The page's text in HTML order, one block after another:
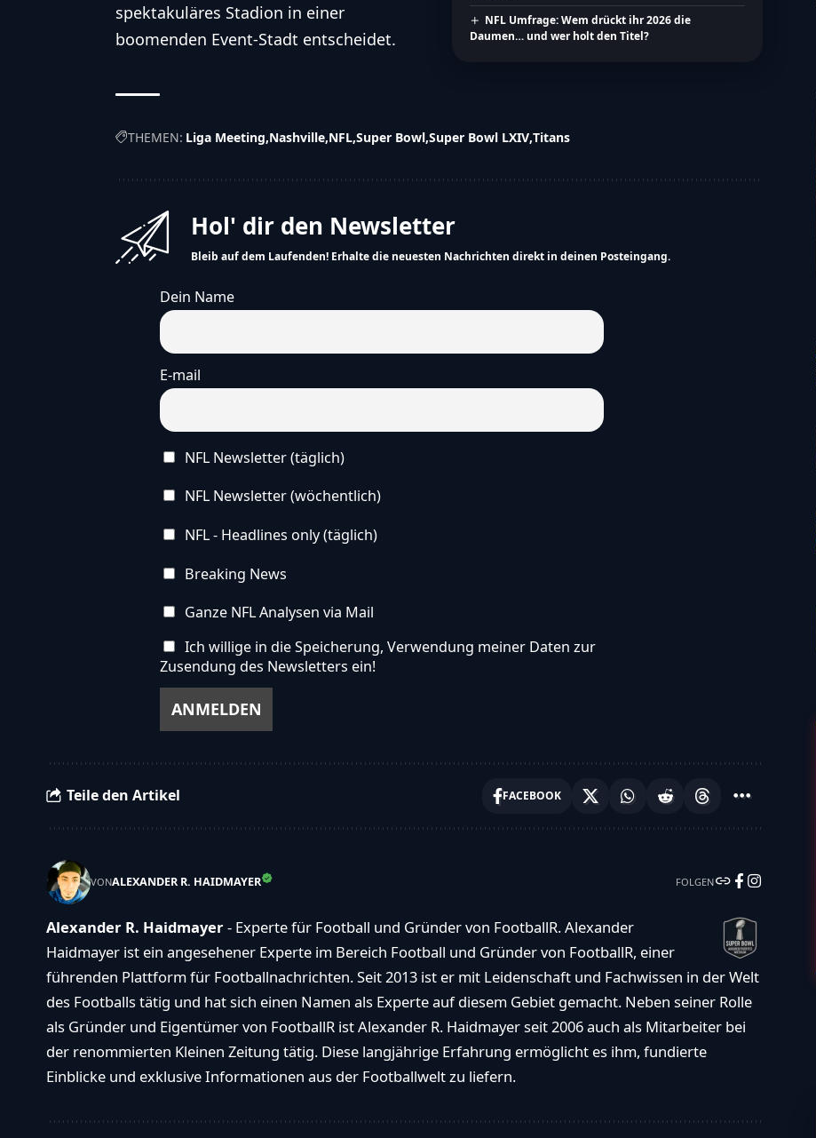
NFL Umfrage: Wem drückt ihr 2026 die
Daumen… und wer holt den Titel?
spektakuläres Stadion in einer
boomenden Event-Stadt entscheidet.
THEMEN: Liga Meeting Nashville NFL Super Bowl Super Bowl LXIV Titans
Hol' dir den Newsletter
Bleib auf dem Laufenden! Erhalte die neuesten Nachrichten direkt in deinen Posteingang.
Dein Name
E-mail
NFL Newsletter (täglich)
NFL Newsletter (wöchentlich)
NFL - Headlines only (täglich)
Breaking News
Ganze NFL Analysen via Mail
Ich willige in die Speicherung, Verwendung meiner Daten zur
Zusendung des Newsletters ein!
Teile den Artikel FACEBOOK
VONALEXANDER R. HAIDMAYER FOLGEN
Alexander R. Haidmayer- Experte für Football und Gründer von FootballR. Alexander
Haidmayer ist ein angesehener Experte im Bereich Football und Gründer von FootballR, einer
führenden Plattform für Footballnachrichten. Seit 2013 ist er mit Leidenschaft und Fachwissen in der Welt
des Footballs tätig und hat sich einen Namen als Experte auf diesem Gebiet gemacht. Neben seiner Rolle
als Gründer und Eigentümer von FootballR ist Alexander R. Haidmayer seit 2006 auch als Mitarbeiter bei
der renommierten Kleinen Zeitung tätig. Diese langjährige Erfahrung ermöglicht es ihm, fundierte
Einblicke und exklusive Informationen aus der Footballwelt zu liefern.